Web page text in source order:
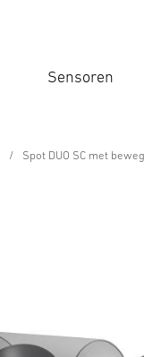
Sensoren
Spot DUO SC met